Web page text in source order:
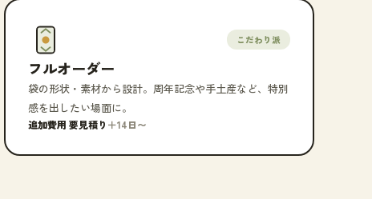
こだわり派
フルオーダー
袋の形状・素材から設計。周年記念や手土産など、特別
感を出したい場面に。
追加費用 要見積り ＋14日〜